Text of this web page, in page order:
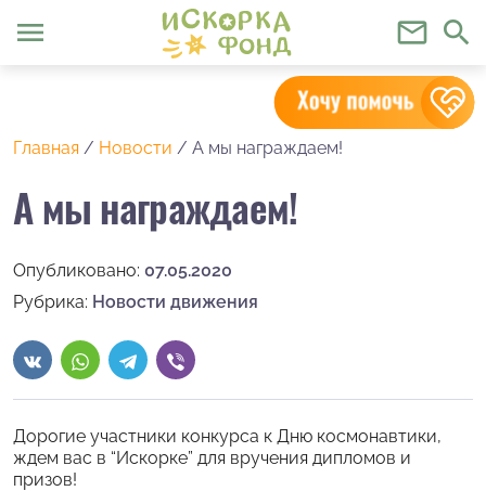
menu mail_outline search
Главная / Новости / А мы награждаем!
А мы награждаем!
Опубликовано: 07.05.2020
Рубрика: Новости движения
Дорогие участники конкурса к Дню космонавтики,
ждем вас в “Искорке” для вручения дипломов и
призов!